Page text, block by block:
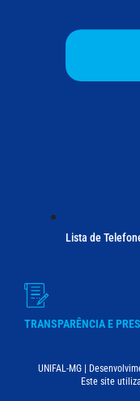
Lista de
TRANSPARÊNCIA E
UNIFAL-MG |
Este site